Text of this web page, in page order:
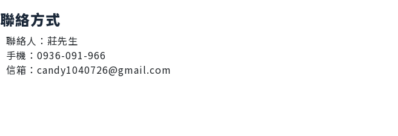
聯絡方式
聯絡人：莊先生
手機：0936-091-966
信箱：candy1040726@gmail.com